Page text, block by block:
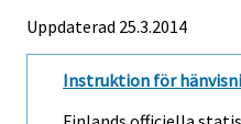
Uppdaterad 25.3.2014
Instruktion för